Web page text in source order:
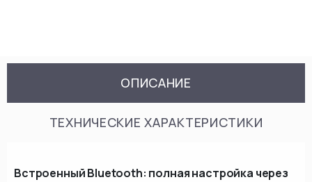
ОПИСАНИЕ
ТЕХНИЧЕСКИЕ ХАРАКТЕРИСТИКИ
Встроенный Bluetooth: полная настройка через